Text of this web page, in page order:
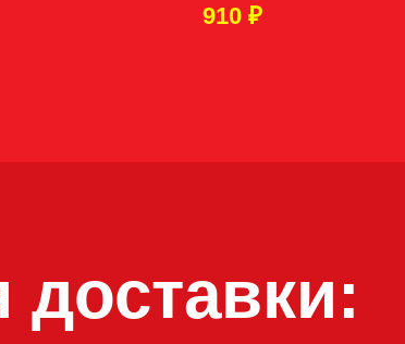
910 ₽
Минимальная сумма заказа 1500 ₽
Бесплатно по Москва-Сити